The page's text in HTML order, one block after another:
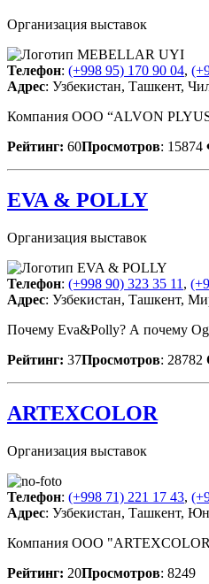
Организация выставок
Телефон: (+998 95) 170 90 04,
Адрес: Узбекистан, Ташкент,
Компания OOO “ALVON
Рейтинг: 60Просмотров: 15874
EVA & POLLY
Организация выставок
Телефон: (+998 90) 323 35 11 ,
Адрес: Узбекистан, Ташкент,
Почему Eva&Polly? А почему
Рейтинг: 37Просмотров: 28782
ARTEXCOLOR
Организация выставок
Телефон: (+998 71) 221 17 43,
Адрес: Узбекистан, Ташкент,
Компания ООО "ARTEXCOLOR"
Рейтинг: 20Просмотров: 8249